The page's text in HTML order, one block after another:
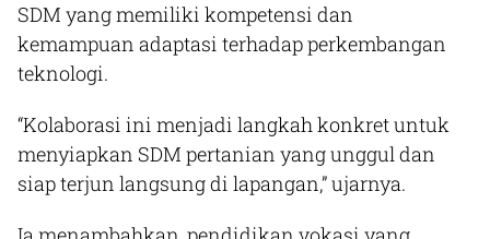
SDM yang memiliki kompetensi dan
kemampuan adaptasi terhadap perkembangan
teknologi.
“Kolaborasi ini menjadi langkah konkret untuk
menyiapkan SDM pertanian yang unggul dan
siap terjun langsung di lapangan,” ujarnya.